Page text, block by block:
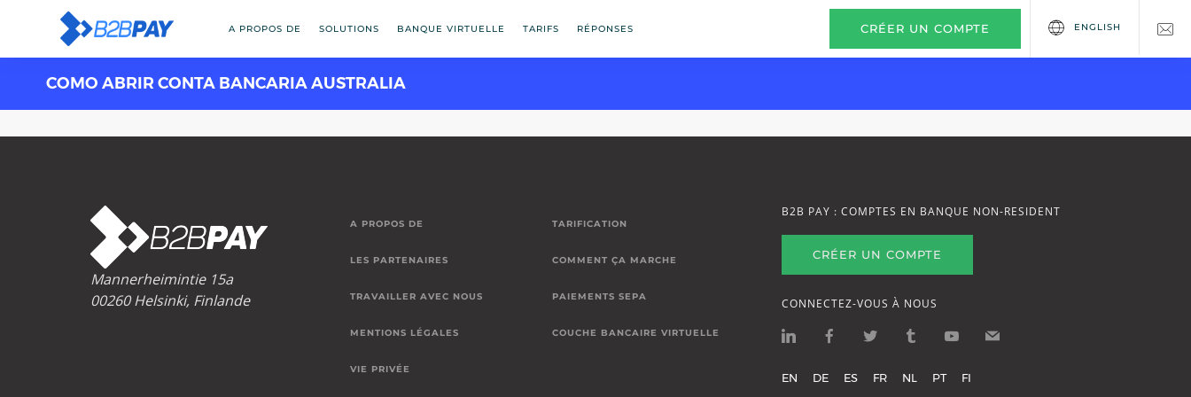
A PROPOS DE SOLUTIONS BANQUE VIRTUELLE TARIFS RÉPONSES CRÉER UN COMPTE ENGLISH
COMO ABRIR CONTA BANCARIA AUSTRALIA
Mannerheimintie 15a
00260 Helsinki, Finlande
A PROPOS DE
LES PARTENAIRES
TRAVAILLER AVEC NOUS
MENTIONS LÉGALES
VIE PRIVÉE
TARIFICATION
COMMENT ÇA MARCHE
PAIEMENTS SEPA
COUCHE BANCAIRE VIRTUELLE
B2B PAY : COMPTES EN BANQUE NON-RESIDENT
CRÉER UN COMPTE
CONNECTEZ-VOUS À NOUS
EN DE ES FR NL PT FI